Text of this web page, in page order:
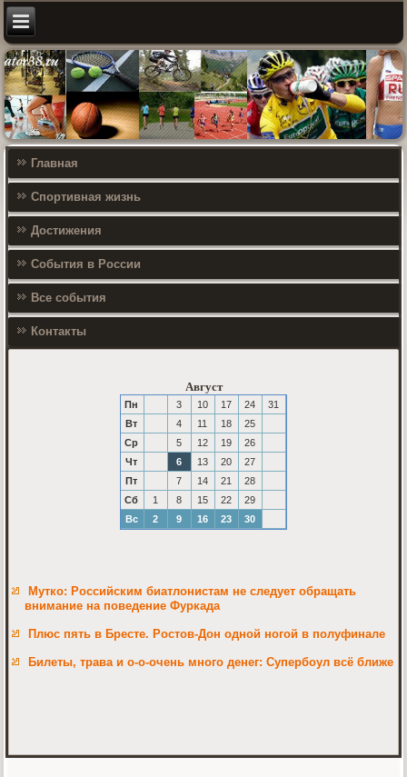
Главная
Спортивная жизнь
Достижения
События в России
Все события
Контакты
Август
Пн 3 10 17 24
31
Вт
4 11 18
25
Ср
5 12 19
26
Чт
6 13 20
27
Пт
7 14 21
28
Сб
1 8 15 22
29
Вс
2 9 16 23 30
Мутко: Российским биатлонистам не следует обращать
внимание на поведение Фуркада
Плюс пять в Бресте. Ростов-Дон одной ногой в полуфинале
Билеты, трава и о-о-очень много денег: Супербоул всё ближе